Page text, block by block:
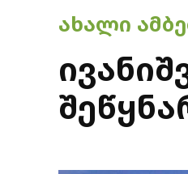
POSTED
ᲐᲮᲐᲚᲘ